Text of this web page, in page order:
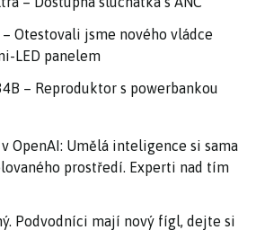
– Otestovali jsme nového vládce
LED panelem
– Reproduktor s powerbankou
OpenAI: Umělá inteligence si sama
prostředí. Experti nad tím
Podvodníci mají nový fígl, dejte si